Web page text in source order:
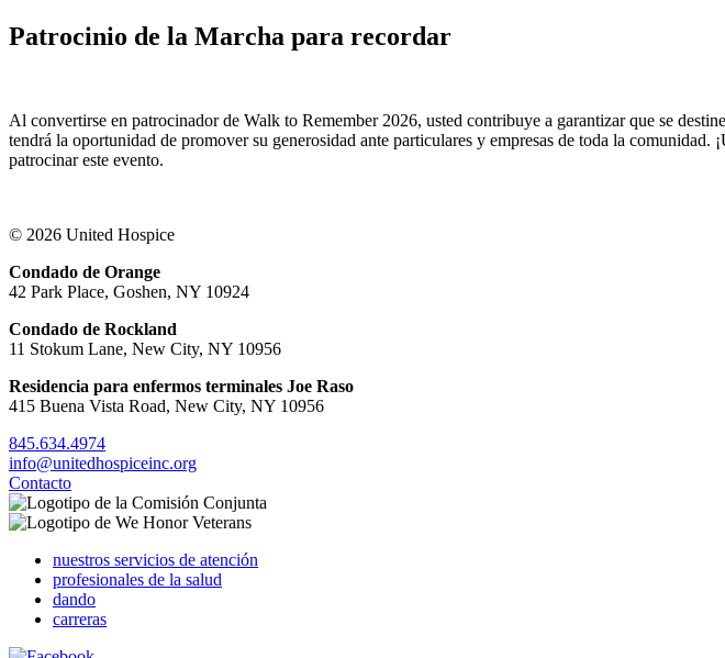
Patrocinio de la Marcha para recordar
Al convertirse en patrocinador de Walk to Remember 2026, usted contribuye a garantizar que se
tendrá la oportunidad de promover su generosidad ante particulares y empresas de toda la
patrocinar este evento.
© 2026 United Hospice
Condado de Orange
42 Park Place, Goshen, NY 10924
Condado de Rockland
11 Stokum Lane, New City, NY 10956
Residencia para enfermos terminales Joe Raso
415 Buena Vista Road, New City, NY 10956
845.634.4974
info@unitedhospiceinc.org
Contacto
nuestros servicios de atención
profesionales de la salud
dando
carreras